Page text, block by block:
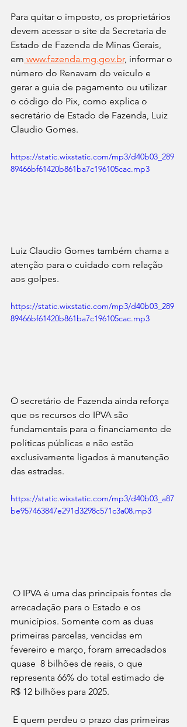
Para quitar o imposto, os proprietários
devem acessar o site da Secretaria de
Estado de Fazenda de Minas Gerais,
em www.fazenda.mg.gov.br, informar o
número do Renavam do veículo e
gerar a guia de pagamento ou utilizar
o código do Pix, como explica o
secretário de Estado de Fazenda, Luiz
Claudio Gomes.
https://static.wixstatic.com/mp3/d40b03_289
89466bf61420b861ba7c196105cac.mp3
Luiz Claudio Gomes também chama a
atenção para o cuidado com relação
aos golpes.
https://static.wixstatic.com/mp3/d40b03_289
89466bf61420b861ba7c196105cac.mp3
O secretário de Fazenda ainda reforça
que os recursos do IPVA são
fundamentais para o financiamento de
políticas públicas e não estão
exclusivamente ligados à manutenção
das estradas.
https://static.wixstatic.com/mp3/d40b03_a87
be957463847e291d3298c571c3a08.mp3
O IPVA é uma das principais fontes de
arrecadação para o Estado e os
municípios. Somente com as duas
primeiras parcelas, vencidas em
fevereiro e março, foram arrecadados
quase  8 bilhões de reais, o que
representa 66% do total estimado de
R$ 12 bilhões para 2025.
E quem perdeu o prazo das primeiras